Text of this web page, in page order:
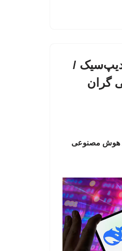
دیپ‌سیک /
گران
/ هوش مصنوعی